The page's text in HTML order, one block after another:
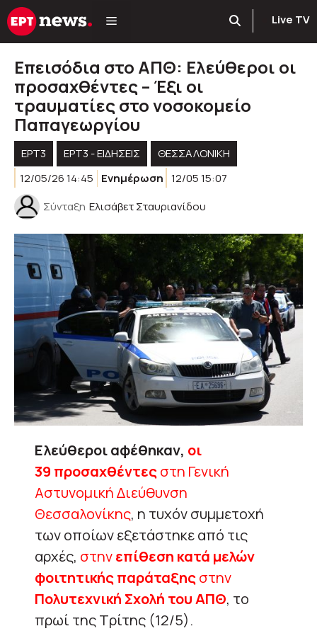
Μετάβαση
σε
Live TV
Επεισόδια στο ΑΠΘ: Ελεύθεροι οι
προσαχθέντες – Έξι οι
τραυματίες στο νοσοκομείο
Παπαγεωργίου
ΕΡΤ3 ΕΡΤ3 - ΕΙΔΉΣΕΙΣ
ΘΕΣΣΑΛΟΝΙΚΗ
12/05/26 14:45
Ενημέρωση 12/05 15:07
Σύνταξη Ελισάβετ Σταυριανίδου
Ελεύθεροι αφέθηκαν, οι
39 προσαχθέντεςστη Γενική
Αστυνομική Διεύθυνση
Θεσσαλονίκης, η τυχόν συμμετοχή
των οποίων εξετάστηκε από τις
αρχές, στηνεπίθεση κατά μελών
φοιτητικής παράταξηςστην
Πολυτεχνική Σχολή του ΑΠΘ, το
πρωί της Τρίτης (12/5).